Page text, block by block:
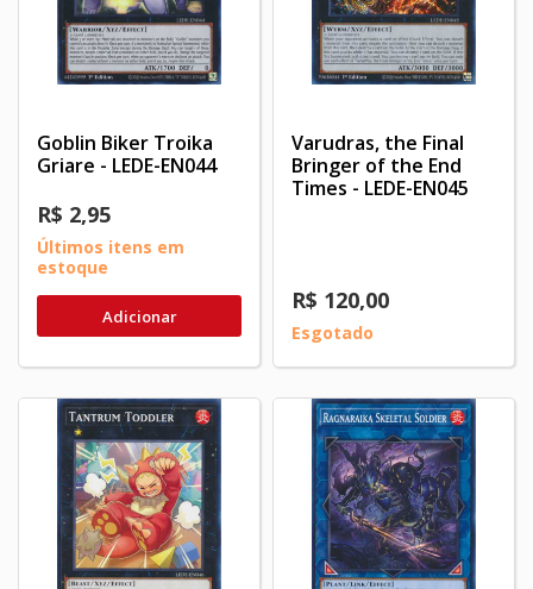
Goblin Biker Troika
Griare - LEDE-EN044
R$ 2,95
Últimos itens em
estoque
Adicionar
Varudras, the Final
Bringer of the End
Times - LEDE-EN045
R$ 120,00
Esgotado